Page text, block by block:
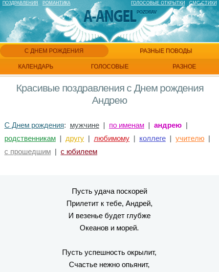
ПОЗДРАВЛЕНИЯ РОМАНТИКА ГОЛОСОВЫЕ ОТКРЫТКИ СМС СТИХИ
С ДНЕМ РОЖДЕНИЯ РАЗНЫЕ ПОВОДЫ
ГОЛОСОВЫЕ
КАЛЕНДАРЬ РАЗНОЕ
Красивые поздравления с Днем рождения
Андрею
С Днем рождения: мужчине| по именам| андрею|
родственникам| другу| любимому| коллеге| учителю|
с прошедшим| с юбилеем
Пусть удача поскорей
Прилетит к тебе, Андрей,
И везенье будет глубже
Океанов и морей.
Пусть успешность окрылит,
Счастье нежно опьянит,